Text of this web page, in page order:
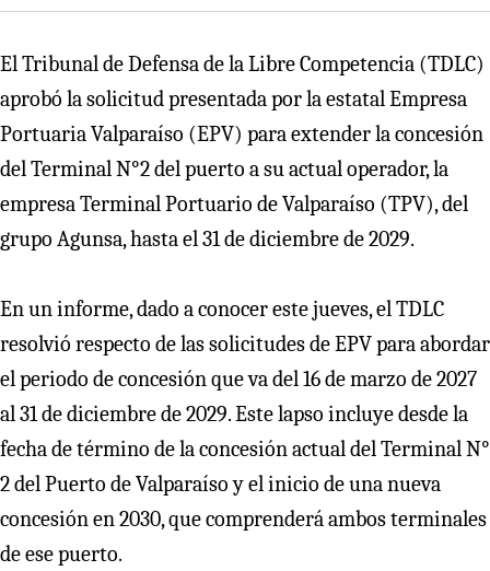
El Tribunal de Defensa de la Libre Competencia (TDLC)
aprobó la solicitud presentada por la estatal Empresa
Portuaria Valparaíso (EPV) para extender la concesión
del Terminal N°2 del puerto a su actual operador, la
empresa Terminal Portuario de Valparaíso (TPV), del
grupo Agunsa, hasta el 31 de diciembre de 2029.
En un informe, dado a conocer este jueves, el TDLC
resolvió respecto de las solicitudes de EPV para abordar
el periodo de concesión que va del 16 de marzo de 2027
al 31 de diciembre de 2029. Este lapso incluye desde la
fecha de término de la concesión actual del Terminal N°
2 del Puerto de Valparaíso y el inicio de una nueva
concesión en 2030, que comprenderá ambos terminales
de ese puerto.